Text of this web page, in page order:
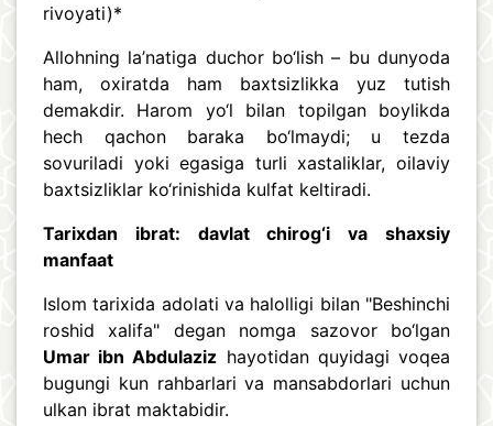
rivoyati)*
Allohning la’natiga duchor bo‘lish – bu dunyoda
ham, oxiratda ham baxtsizlikka yuz tutish
demakdir. Harom yo‘l bilan topilgan boylikda
hech qachon baraka bo‘lmaydi; u tezda
sovuriladi yoki egasiga turli xastaliklar, oilaviy
baxtsizliklar ko‘rinishida kulfat keltiradi.
Tarixdan ibrat: davlat chirog‘i va shaxsiy
manfaat
Islom tarixida adolati va halolligi bilan "Beshinchi
roshid xalifa" degan nomga sazovor bo‘lgan
Umar ibn Abdulaziz hayotidan quyidagi voqea
bugungi kun rahbarlari va mansabdorlari uchun
ulkan ibrat maktabidir.